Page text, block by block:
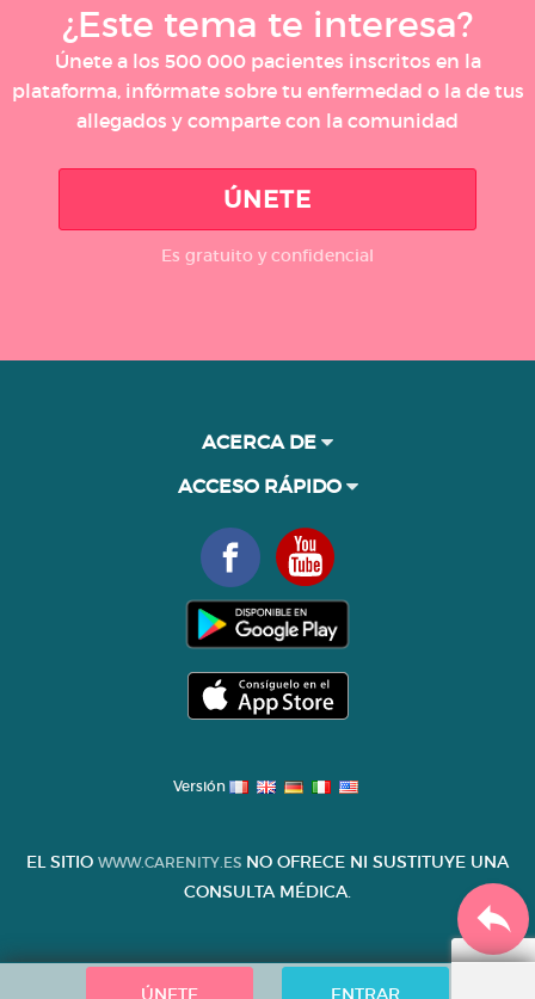
¿Este tema te interesa?
Únete a los 500 000 pacientes inscritos en la
plataforma, infórmate sobre tu enfermedad o la de tus
allegados y comparte con la comunidad
ÚNETE
Es gratuito y confidencial
ÚNETE ENTRAR
ACERCA DE
ACCESO RÁPIDO
Versión
EL SITIO WWW.CARENITY.ES NO OFRECE NI SUSTITUYE UNA
CONSULTA MÉDICA.